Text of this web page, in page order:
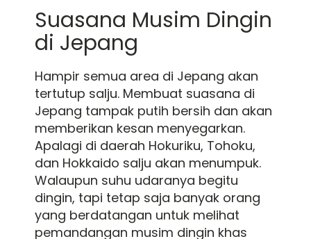
Suasana Musim Dingin
di Jepang
Hampir semua area di Jepang akan
tertutup salju. Membuat suasana di
Jepang tampak putih bersih dan akan
memberikan kesan menyegarkan.
Apalagi di daerah Hokuriku, Tohoku,
dan Hokkaido salju akan menumpuk.
Walaupun suhu udaranya begitu
dingin, tapi tetap saja banyak orang
yang berdatangan untuk melihat
pemandangan musim dingin khas